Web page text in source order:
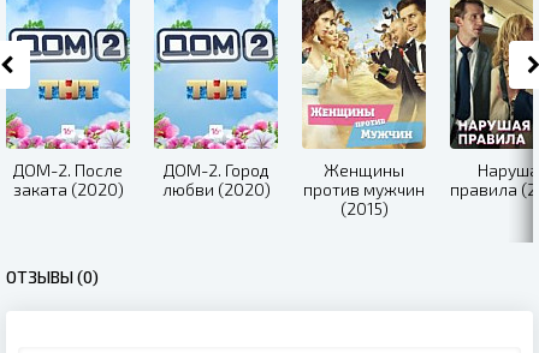
ДОМ-2. После
заката (2020)
ДОМ-2. Город
любви (2020)
Женщины
против мужчин
(2015)
правила
ОТЗЫВЫ (0)